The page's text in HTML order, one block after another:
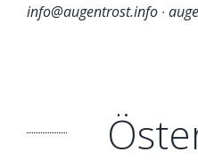
info@augentrost.info∙